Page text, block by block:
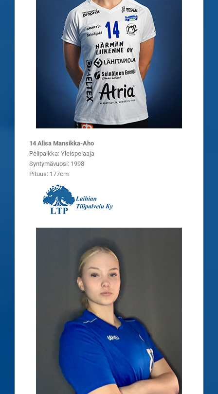
14 Alisa Mansikka-Aho
Pelipaikka: Yleispelaaja
Syntymävuosi: 1998
Pituus: 177cm